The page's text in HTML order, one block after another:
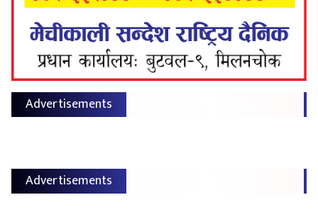
Advertisements
Advertisements